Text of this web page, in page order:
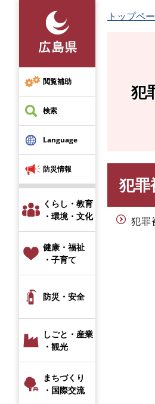
先
頭
で
す
閲覧補助
検索
Language
防災情報
くらし・教育
・環境・文化
健康・福祉
・子育て
防災・安全
しごと・産業
・観光
まちづくり
・国際交流
トップペ
犯
犯罪
犯罪